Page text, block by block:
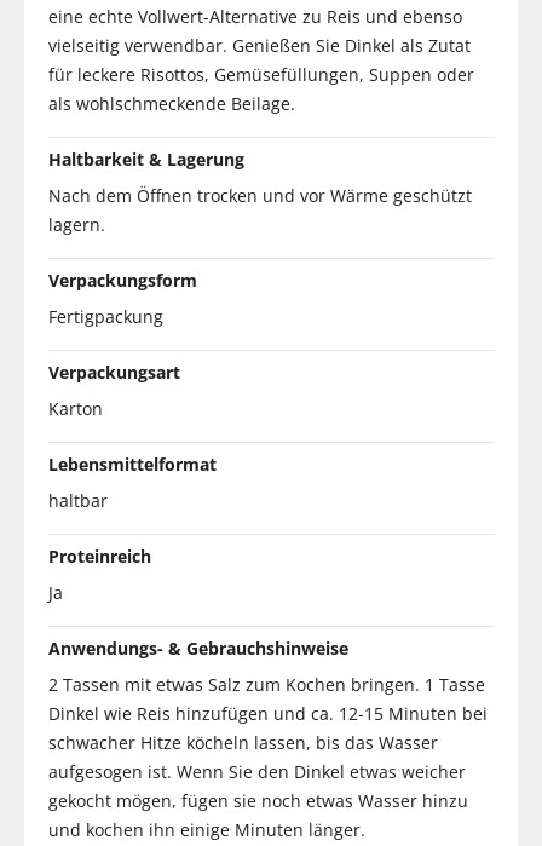
eine echte Vollwert-Alternative zu Reis und ebenso
vielseitig verwendbar. Genießen Sie Dinkel als Zutat
für leckere Risottos, Gemüsefüllungen, Suppen oder
als wohlschmeckende Beilage.
Haltbarkeit & Lagerung
Nach dem Öffnen trocken und vor Wärme geschützt
lagern.
Verpackungsform
Fertigpackung
Verpackungsart
Karton
Lebensmittelformat
haltbar
Proteinreich
Ja
Anwendungs- & Gebrauchshinweise
2 Tassen mit etwas Salz zum Kochen bringen. 1 Tasse
Dinkel wie Reis hinzufügen und ca. 12-15 Minuten bei
schwacher Hitze köcheln lassen, bis das Wasser
aufgesogen ist. Wenn Sie den Dinkel etwas weicher
gekocht mögen, fügen sie noch etwas Wasser hinzu
und kochen ihn einige Minuten länger.